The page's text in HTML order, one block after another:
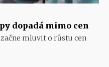
dopadá mimo cen
začne mluvit o růstu cen